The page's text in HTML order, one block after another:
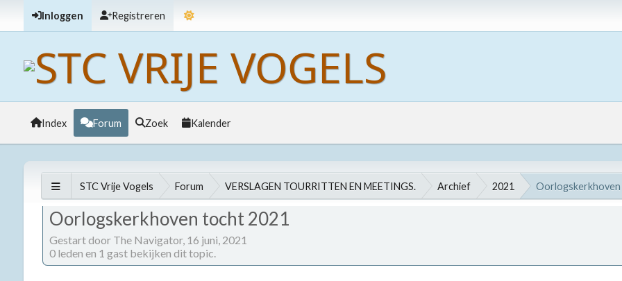
Inloggen Registreren
Index Forum Zoek Kalender
STC Vrije Vogels Forum VERSLAGEN TOURRITTEN EN MEETINGS. Archief 2021
Oorlogskerkhoven tocht 2021
Gestart door The Navigator, 16 juni, 2021
0 leden en 1 gast bekijken dit topic.